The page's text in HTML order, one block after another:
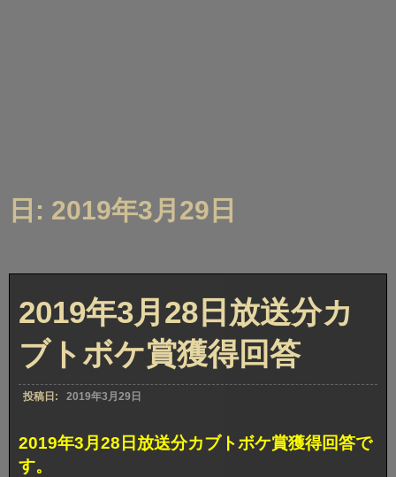
日: 2019年3月29日
2019年3月28日放送分カ
ブトボケ賞獲得回答
投稿日: 2019年3月29日
2019年3月28日放送分カブトボケ賞獲得回答で
す。